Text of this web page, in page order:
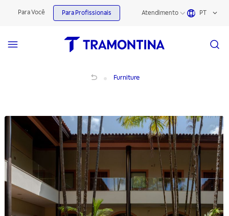
Para Você Para Profissionais Atendimento PT
Furniture